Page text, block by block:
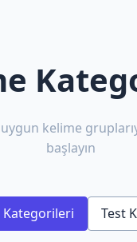
uygun kelime
başlayın
Kategorileri Test